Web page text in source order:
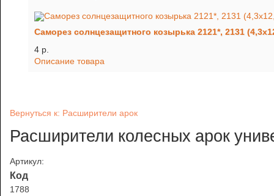
Саморез солнцезащитного козырька 2121*, 2131
4 p.
Описание товара
Вернуться к: Расширители арок
Расширители колесных арок
Артикул:
Код
1788